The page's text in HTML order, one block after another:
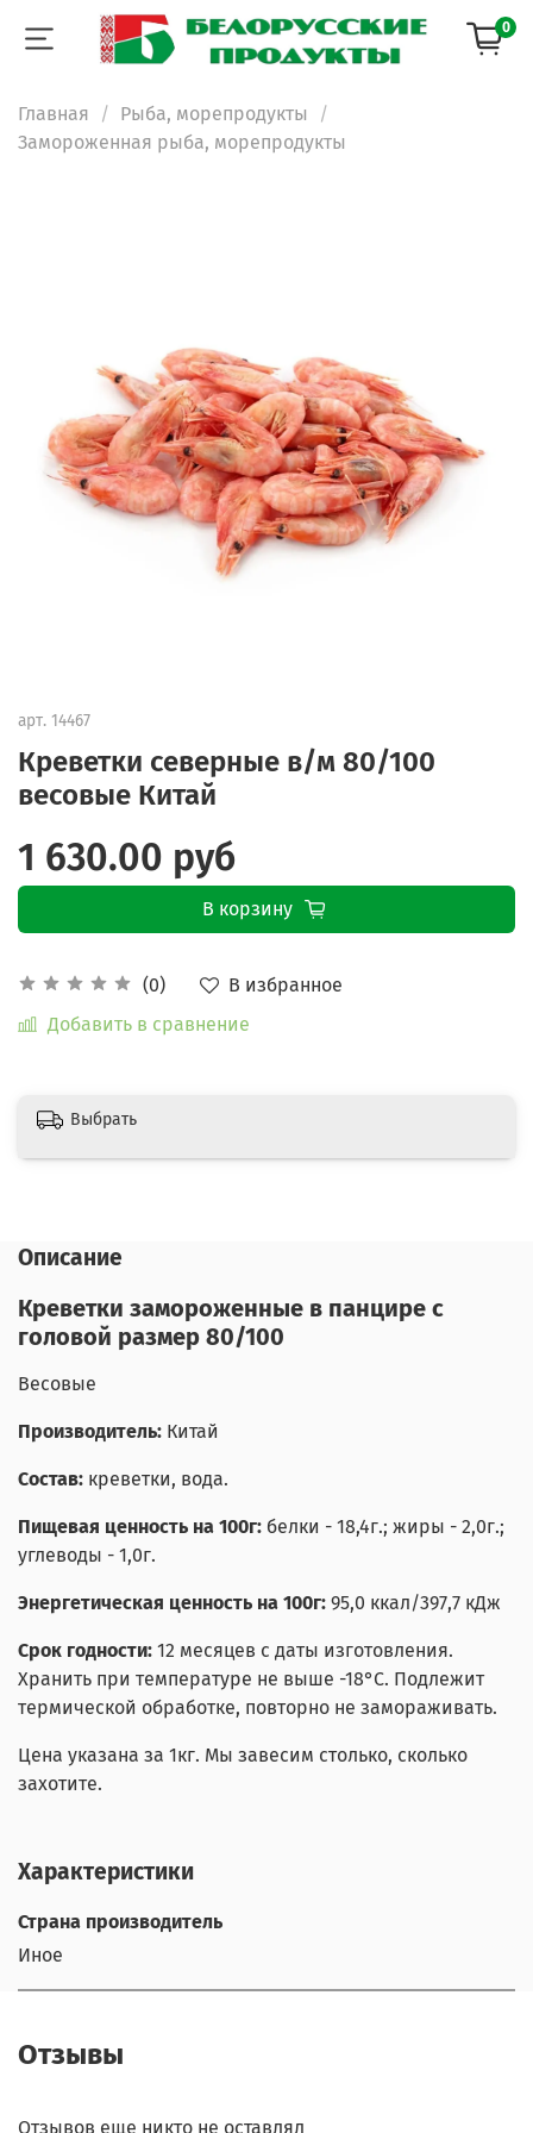
0
Главная
Рыба, морепродукты
Замороженная рыба, морепродукты
арт. 14467
Креветки северные в/м 80/100
весовые Китай
(0)
В избранное
Добавить в сравнение
1 630.00 руб
В корзину
Выбрать
Описание
Креветки замороженные в панцире с
головой размер 80/100
Весовые
Производитель: Китай
Состав: креветки, вода.
Пищевая ценность на 100г: белки - 18,4г.; жиры - 2,0г.;
углеводы - 1,0г.
Энергетическая ценность на 100г: 95,0 ккал/397,7 кДж
Срок годности: 12 месяцев с даты изготовления.
Хранить при температуре не выше -18°С. Подлежит
термической обработке, повторно не замораживать.
Цена указана за 1кг. Мы завесим столько, сколько
захотите.
Характеристики
Страна производитель
Иное
Отзывы
Отзывов еще никто не оставлял